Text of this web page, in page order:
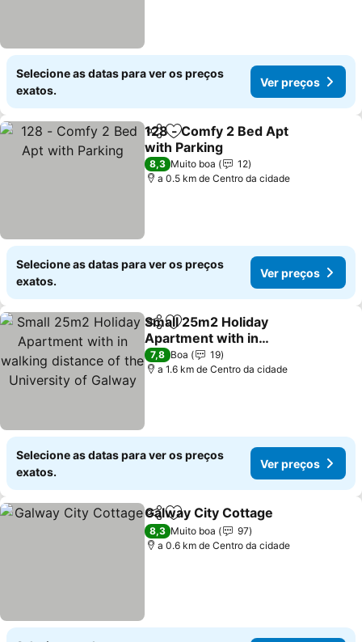
Selecione as datas para ver os preços
exatos.
Ver preços
PartilharAdicionar aos favoritos
128 - Comfy 2 Bed Apt
with Parking
Ver preços
8,3 Muito boa
12
a 0.5 km de Centro da cidade
Selecione as datas para ver os preços
exatos.
Ver preços
PartilharAdicionar aos favoritos
Small 25m2 Holiday
Apartment with in
walking distance of the
University of Galway
Ver preços
7,8 Boa
19
a 1.6 km de Centro da cidade
Selecione as datas para ver os preços
exatos.
Ver preços
PartilharAdicionar aos favoritos
Galway City Cottage
8,3 Muito boa
97
a 0.6 km de Centro da cidade